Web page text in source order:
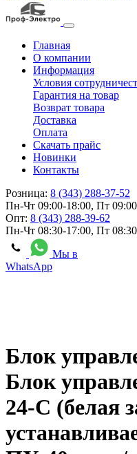
Главная
О компании
Информация
Условия
Гарантия на товар
Возврат товара
Доставка
Оплата
Скачать прайс
Новинки
Контакты
Розница: 8 (343) 288-37-52
Пн-Чт 09:00-18:00, Пт
Опт: 8 (343) 288-39-62
Пн-Чт 08:30-17:00, Пт
Мы в
WhatsApp
Блок
Блок
24-С (белая